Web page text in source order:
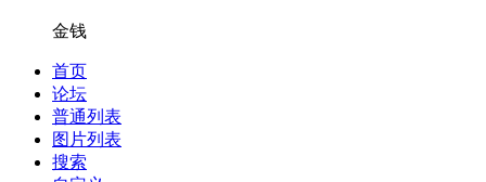
金钱
首页
论坛
普通列表
图片列表
搜索